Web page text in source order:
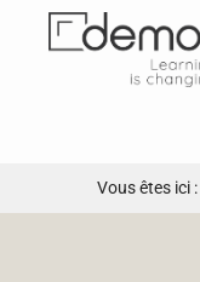
Vous êtes ici :